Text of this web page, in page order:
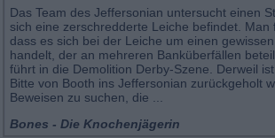
Das Team des Jeffersonian untersucht einen
sich eine zerschredderte Leiche befindet. Man
dass es sich bei der Leiche um einen
handelt, der an mehreren Banküberfällen
führt in die Demolition Derby-Szene. Derweil
Bitte von Booth ins Jeffersonian zurückgeholt
Beweisen zu suchen, die ...
Bones - Die Knochenjägerin